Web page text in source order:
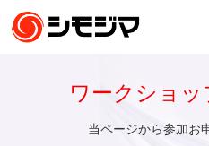
ワークショ
当ページから参加お